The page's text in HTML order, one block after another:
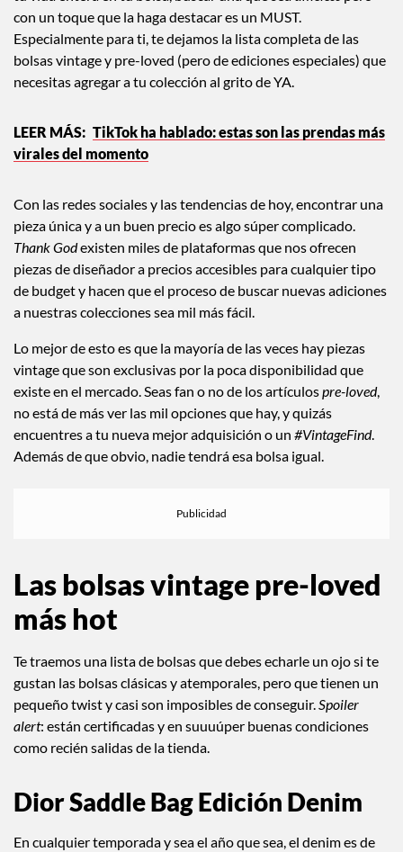
con un toque que la haga destacar es un MUST.
Especialmente para ti, te dejamos la lista completa de las
bolsas vintage y pre-loved (pero de ediciones especiales) que
necesitas agregar a tu colección al grito de YA.
TikTok ha hablado: estas son las prendas más
virales del momento
Con las redes sociales y las tendencias de hoy, encontrar una
pieza única y a un buen precio es algo súper complicado.
Thank Godexisten miles de plataformas que nos ofrecen
piezas de diseñador a precios accesibles para cualquier tipo
de budget y hacen que el proceso de buscar nuevas adiciones
a nuestras colecciones sea mil más fácil.
Lo mejor de esto es que la mayoría de las veces hay piezas
vintage que son exclusivas por la poca disponibilidad que
existe en el mercado. Seas fan o no de los artículospre-loved,
no está de más ver las mil opciones que hay, y quizás
encuentres a tu nueva mejor adquisición o un #VintageFind.
Además de que obvio, nadie tendrá esa bolsa igual.
Las bolsas vintage pre-loved
más hot
Te traemos una lista de bolsas que debes echarle un ojo si te
gustan las bolsas clásicas y atemporales, pero que tienen un
pequeño twist y casi son imposibles de conseguir.Spoiler
alert: están certificadas y en suuuúper buenas condiciones
como recién salidas de la tienda.
Dior Saddle Bag Edición Denim
En cualquier temporada y sea el año que sea, el denim es de